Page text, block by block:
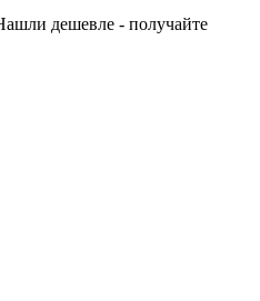
дешевле - получайте